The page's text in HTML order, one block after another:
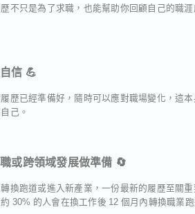
不只是為了求職，也能幫助你回顧自己的職
信 💪
歷已經準備好，隨時可以應對職場變化，這
己。
或跨領域發展做準備 🔄
換跑道或進入新產業，一份最新的履歷至關
30% 的人會在換工作後 12 個月內轉換職業